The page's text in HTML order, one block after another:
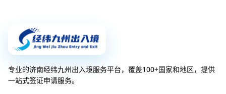
专业的济南经纬九州出入境服务平台，覆盖100+国家和地区，提供
一站式签证申请服务。